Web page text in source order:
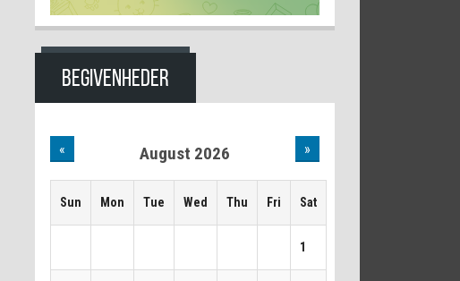
BEGIVENHEDER
« August 2026 »
Sun Mon Tue Wed Thu Fri Sat
1